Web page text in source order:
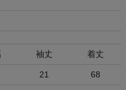
袖丈 着丈
21 68